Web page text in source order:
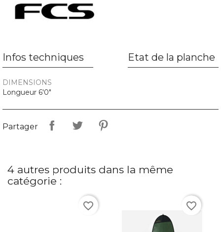
Infos techniques
DIMENSIONS
Longueur 6'0"
Etat de la planche
Partager
4 autres produits dans la même
catégorie :
favorite_border favorite_border